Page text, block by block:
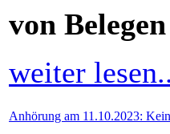
von
weiter
Anhörung am 11.10.2023: